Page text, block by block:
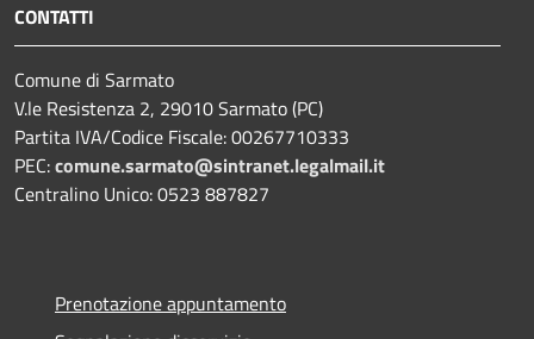
CONTATTI
Comune di Sarmato
V.le Resistenza 2, 29010 Sarmato (PC)
Partita IVA/Codice Fiscale: 00267710333
PEC:comune.sarmato@sintranet.legalmail.it
Centralino Unico: 0523 887827
Prenotazione appuntamento